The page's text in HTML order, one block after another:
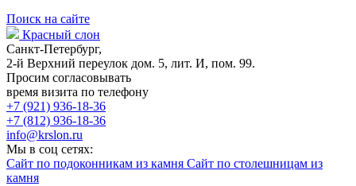
Поиск на сайте
Красный слон
Санкт-Петербург,
2-й Верхний переулок дом. 5, лит. И, пом. 99.
Просим согласовывать
время визита по телефону
+7 (921) 936-18-36
+7 (812) 936-18-36
info@krslon.ru
Мы в соц сетях:
Сайт по подоконникам из камня Сайт по столешницам из
камня